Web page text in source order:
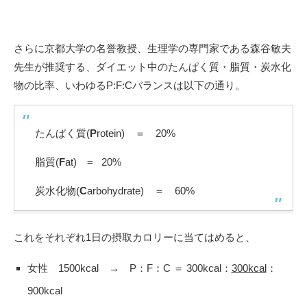
さらに京都大学の名誉教授、生理学の専門家である森谷敏夫
先生が推奨する、ダイエット中のたんぱく質・脂質・炭水化
物の比率、いわゆるP:F:Cバランスは以下の通り。
たんぱく質(Protein) ＝ 20%
脂質(Fat) = 20%
炭水化物(Carbohydrate) ＝ 60%
これをそれぞれ1日の摂取カロリーに当てはめると、
女性 1500kcal → P：F：C ＝ 300kcal： 300kcal：
900kcal